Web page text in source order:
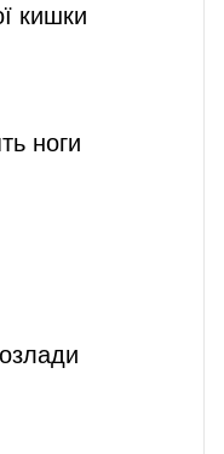
кишки
ноги